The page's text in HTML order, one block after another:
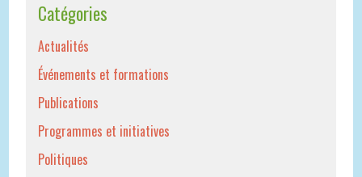
Catégories
Actualités
Événements et formations
Publications
Programmes et initiatives
Politiques